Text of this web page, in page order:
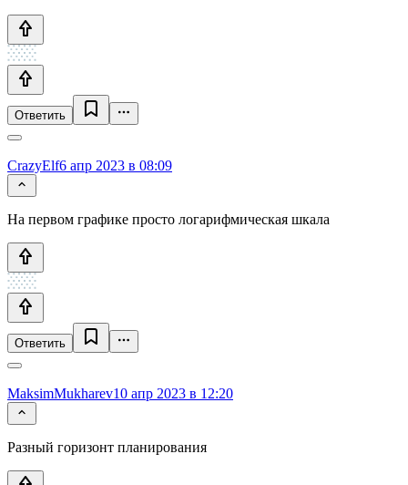
Ответить
CrazyElf6 апр 2023 в 08:09
На первом графике просто логарифмическая шкала
Ответить
MaksimMukharev10 апр 2023 в 12:20
Разный горизонт планирования